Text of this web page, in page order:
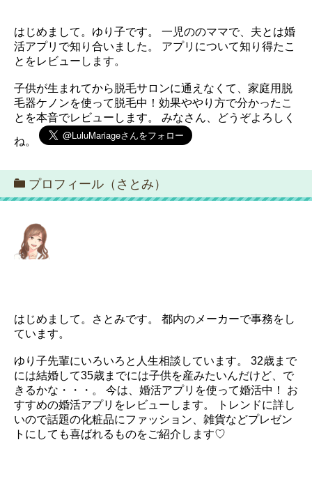
はじめまして。ゆり子です。 一児ののママで、夫とは婚
活アプリで知り合いました。 アプリについて知り得たこ
とをレビューします。
子供が生まれてから脱毛サロンに通えなくて、家庭用脱
毛器ケノンを使って脱毛中！効果ややり方で分かったこ
とを本音でレビューします。 みなさん、どうぞよろしく
ね。
プロフィール（さとみ）
はじめまして。さとみです。 都内のメーカーで事務をし
ています。
ゆり子先輩にいろいろと人生相談しています。 32歳まで
には結婚して35歳までには子供を産みたいんだけど、で
きるかな・・・。 今は、婚活アプリを使って婚活中！ お
すすめの婚活アプリをレビューします。 トレンドに詳し
いので話題の化粧品にファッション、雑貨などプレゼン
トにしても喜ばれるものをご紹介します♡